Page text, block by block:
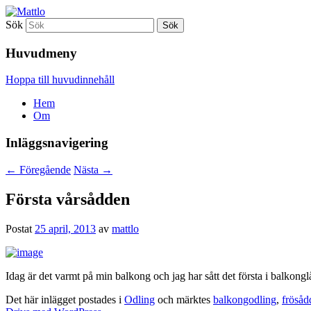
Mattlo
Sök
Huvudmeny
Hoppa till huvudinnehåll
Hem
Om
Inläggsnavigering
← Föregående Nästa →
Första vårsådden
Postat 25 april, 2013 av mattlo
Idag är det varmt på min balkong och jag har sått det första i
Det här inlägget postades i Odling och märktes balkongodling,